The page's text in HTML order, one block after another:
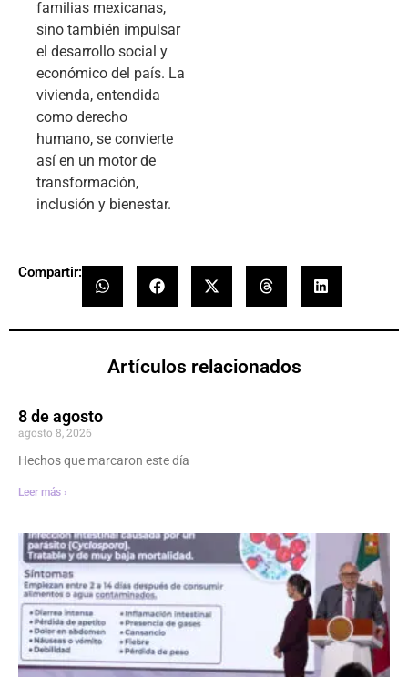
familias mexicanas,
sino también impulsar
el desarrollo social y
económico del país. La
vivienda, entendida
como derecho
humano, se convierte
así en un motor de
transformación,
inclusión y bienestar.
Compartir:
Artículos relacionados
8 de agosto
agosto 8, 2026
Hechos que marcaron este día
Leer más ›